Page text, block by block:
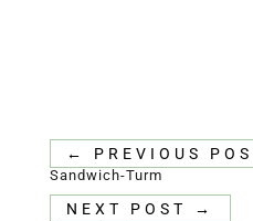
← PREVIOUS
Sandwich-Turm
NEXT POST →